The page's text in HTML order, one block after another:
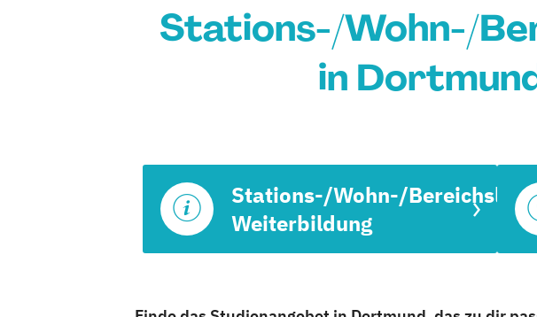
Stations-/Wohn-/
in
Stations-/Wohn-/
Weiterbildung